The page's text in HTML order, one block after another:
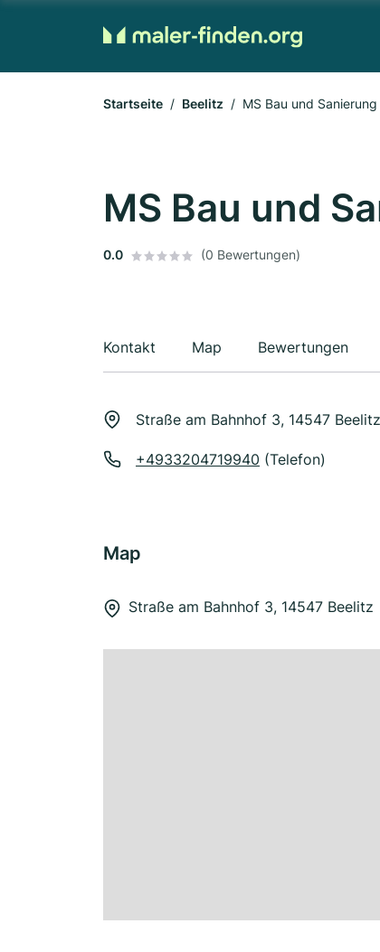
Startseite Beelitz MS Bau und
MS Bau und
0.0 (0 Bewertungen)
Kontakt Map Bewertungen
Straße am Bahnhof 3, 14547 Beelitz
+4933204719940 (Telefon)
Map
Straße am Bahnhof 3, 14547 Beelitz